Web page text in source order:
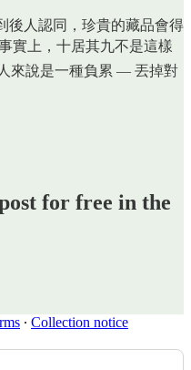
後人認同，珍貴的藏品會得
實上，十居其九不是這樣
來說是一種負累 — 丟掉對
for free in the
∙ Collection notice